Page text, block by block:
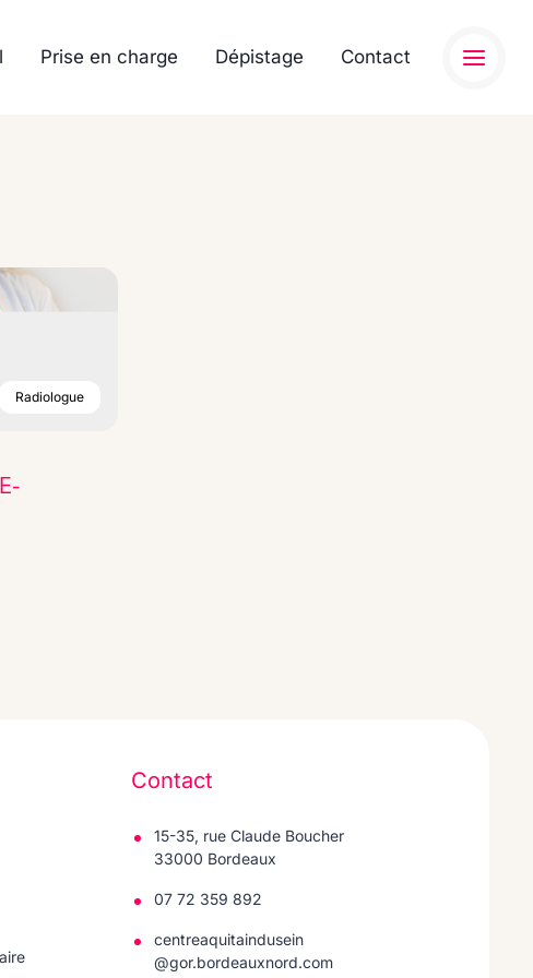
Prise en charge Dépistage Contact
Radiologue
Contact
15-35, rue Claude Boucher
33000 Bordeaux
07 72 359 892
centreaquitaindusein
@gor.bordeauxnord.com